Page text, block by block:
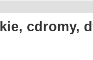
cdromy,